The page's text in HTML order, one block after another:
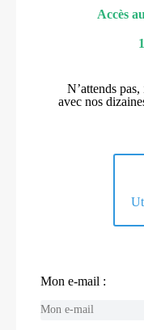
Accès
N’attends
avec nos
Mon e-mail :